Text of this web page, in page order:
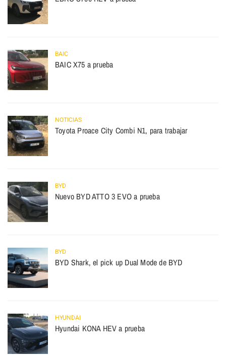
BAIC
BAIC X75 a prueba
NOTICIAS
Toyota Proace City Combi N1, para trabajar
BYD
Nuevo BYD ATTO 3 EVO a prueba
BYD
BYD Shark, el pick up Dual Mode de BYD
HYUNDAI
Hyundai KONA HEV a prueba